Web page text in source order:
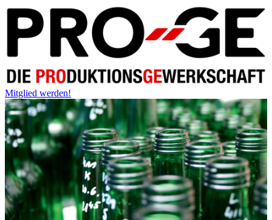
Mitglied werden!